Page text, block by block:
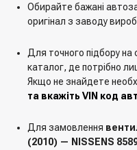
Обирайте бажані
оригінал з заводу
Для точного підбору на
каталог, де потрібно
Якщо не знайдете
та вкажіть VIN код
Для замовлення
(2010) — NISSENS